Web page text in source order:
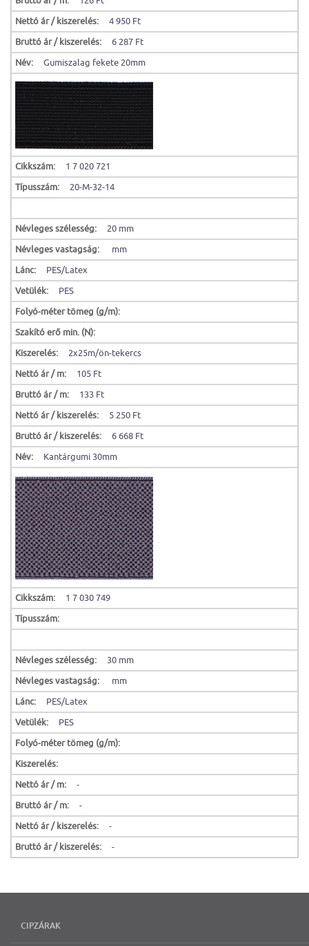
Nettó ár / kiszerelés:
4 950 Ft
Bruttó ár / kiszerelés:
6 287 Ft
Név:
Gumiszalag fekete 20mm
Cikkszám:
1 7 020 721
Típusszám:
20-M-32-14
Névleges szélesség:
20 mm
Névleges vastagság:
mm
Lánc:
PES/Latex
Vetülék:
PES
Folyó-méter tömeg (g/m):
Szakító erő min. (N):
Kiszerelés:
2x25m/ön-tekercs
Nettó ár / m:
105 Ft
Bruttó ár / m:
133 Ft
Nettó ár / kiszerelés:
5 250 Ft
Bruttó ár / kiszerelés:
6 668 Ft
Név:
Kantárgumi 30mm
Cikkszám:
1 7 030 749
Típusszám:
Névleges szélesség:
30 mm
Névleges vastagság:
mm
Lánc:
PES/Latex
Vetülék:
PES
Folyó-méter tömeg (g/m):
Kiszerelés:
Nettó ár / m:
-
Bruttó ár / m:
-
Nettó ár / kiszerelés:
-
Bruttó ár / kiszerelés:
-
CIPZÁRAK